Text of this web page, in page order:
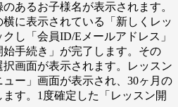
あるお子様名が表示されます。
に表示されている「新しくレッ
し「会員ID/Eメールアドレス」
手続き」が完了します。その
画面が表示されます。レッスン
ー」画面が表示され、30ヶ月の
す。1度確定した「レッスン開